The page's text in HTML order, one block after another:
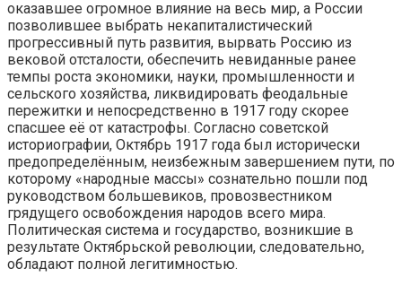
оказавшее огромное влияние на весь мир, а России
позволившее выбрать некапиталистический
прогрессивный путь развития, вырвать Россию из
вековой отсталости, обеспечить невиданные ранее
темпы роста экономики, науки, промышленности и
сельского хозяйства, ликвидировать феодальные
пережитки и непосредственно в 1917 году скорее
спасшее её от катастрофы. Согласно советской
историографии, Октябрь 1917 года был исторически
предопределённым, неизбежным завершением пути, по
которому «народные массы» сознательно пошли под
руководством большевиков, провозвестником
грядущего освобождения народов всего мира.
Политическая система и государство, возникшие в
результате Октябрьской революции, следовательно,
обладают полной легитимностью.